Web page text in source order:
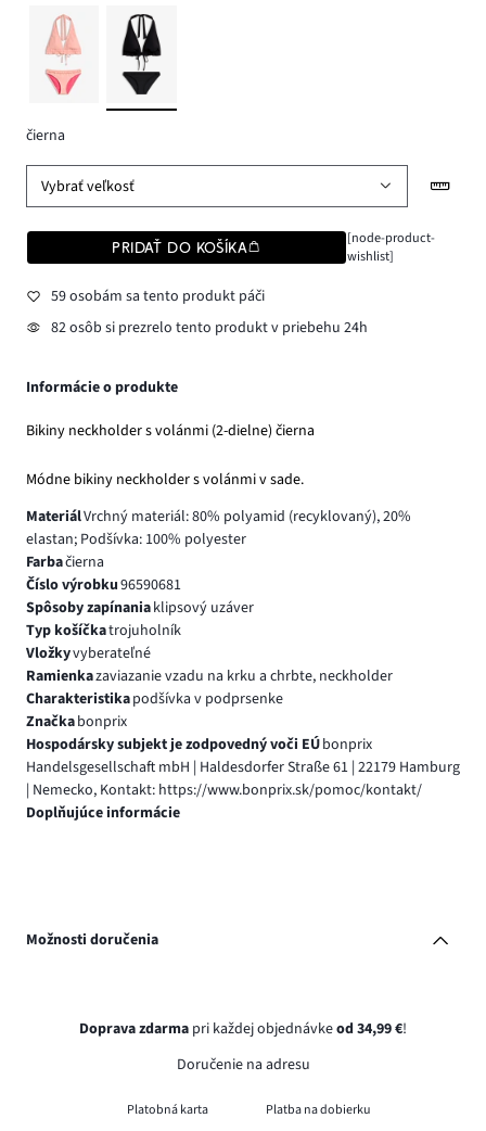
čierna
Vybrať veľkosť
PRIDAŤ DO KOŠÍKA
[node-product-
wishlist]
59 osobám sa tento produkt páči
82 osôb si prezrelo tento produkt v priebehu 24h
Informácie o produkte
Bikiny neckholder s volánmi (2-dielne) čierna
Módne bikiny neckholder s volánmi v sade.
MateriálVrchný materiál: 80% polyamid (recyklovaný), 20%
elastan; Podšívka: 100% polyester
Farbačierna
Číslo výrobku96590681
Spôsoby zapínaniaklipsový uzáver
Typ košíčkatrojuholník
Vložkyvyberateľné
Ramienkazaviazanie vzadu na krku a chrbte, neckholder
Charakteristikapodšívka v podprsenke
Značkabonprix
Hospodársky subjekt je zodpovedný voči EÚbonprix
Handelsgesellschaft mbH | Haldesdorfer Straße 61 | 22179 Hamburg
| Nemecko, Kontakt: https://www.bonprix.sk/pomoc/kontakt/
Doplňujúce informácie
Možnosti doručenia
Doprava zdarma pri každej objednávkeod 34,99 €!
Doručenie na adresu
Platobná karta Platba na dobierku